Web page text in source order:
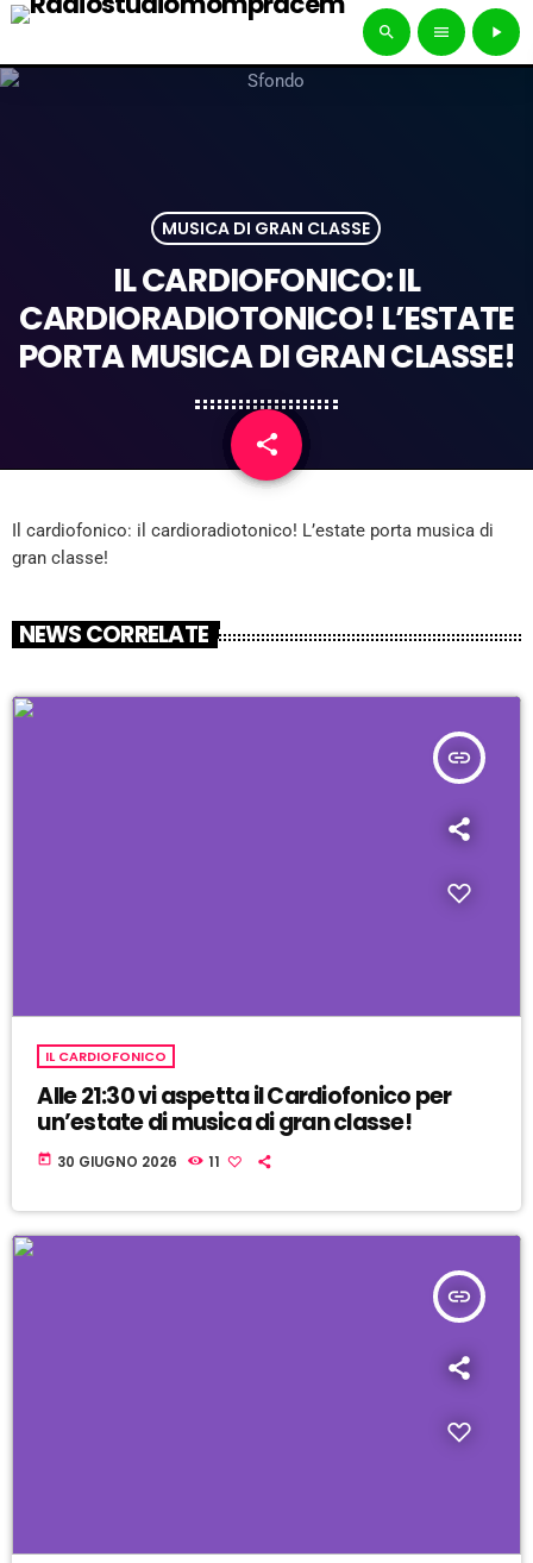
search menu play_arrow
MUSICA DI GRAN CLASSE
IL CARDIOFONICO: IL
CARDIORADIOTONICO! L’ESTATE
PORTA MUSICA DI GRAN CLASSE!
share
email
Il cardiofonico: il cardioradiotonico! L’estate porta musica di
gran classe!
NEWS CORRELATE
insert_link
IL CARDIOFONICO
Alle 21:30 vi aspetta il Cardiofonico per
un’estate di musica di gran classe!
today 30 GIUGNO 2026 11
insert_link